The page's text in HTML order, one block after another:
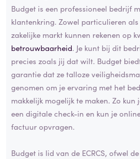
Budget is een professioneel bedrijf
klantenkring. Zowel particulieren
zakelijke markt kunnen rekenen op
betrouwbaarheid. Je kunt bij dit
precies zoals jij dat wilt. Budget
garantie dat ze talloze
genomen om je ervaring met het
makkelijk mogelijk te maken. Zo kun
een digitale check-in en kun je
factuur opvragen.
Budget is lid van de ECRCS, ofwel